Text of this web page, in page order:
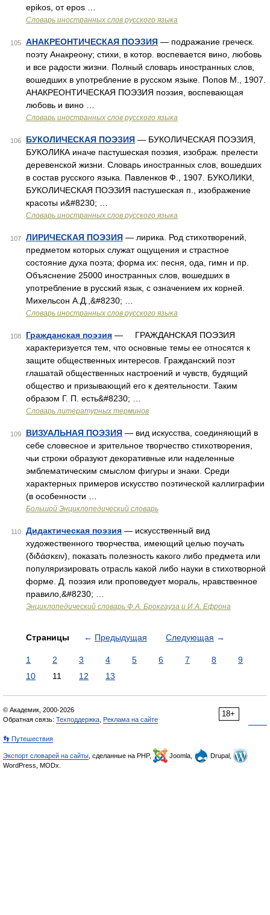
epikos, от epos …
Словарь иностранных слов русского языка
105 АНАКРЕОНТИЧЕСКАЯ ПОЭЗИЯ — подражание греческ.
поэту Анакреону; стихи, в котор. воспевается вино, любовь
и все радости жизни. Полный словарь иностранных слов,
вошедших в употребление в русском языке. Попов М., 1907.
АНАКРЕОНТИЧЕСКАЯ ПОЭЗИЯ поэзия, воспевающая
любовь и вино …
Словарь иностранных слов русского языка
106 БУКОЛИЧЕСКАЯ ПОЭЗИЯ — БУКОЛИЧЕСКАЯ ПОЭЗИЯ,
БУКОЛИКА иначе пастушеская поэзия, изображ. прелести
деревенской жизни. Словарь иностранных слов, вошедших
в состав русского языка. Павленков Ф., 1907. БУКОЛИКИ,
БУКОЛИЧЕСКАЯ ПОЭЗИЯ пастушеская п., изображение
красоты и&#8230; …
Словарь иностранных слов русского языка
107 ЛИРИЧЕСКАЯ ПОЭЗИЯ — лирика. Род стихотворений,
предметом которых служат ощущения и страстное
состояние духа поэта; форма их: песня, ода, гимн и пр.
Объяснение 25000 иностранных слов, вошедших в
употребление в русский язык, с означением их корней.
Михельсон А.Д.,&#8230; …
Словарь иностранных слов русского языка
108 Гражданская поэзия — ГРАЖДАНСКАЯ ПОЭЗИЯ
характеризуется тем, что основные темы ее относятся к
защите общественных интересов. Гражданский поэт
глашатай общественных настроений и чувств, будящий
общество и призывающий его к деятельности. Таким
образом Г. П. есть&#8230; …
Словарь литературных терминов
109 ВИЗУАЛЬНАЯ ПОЭЗИЯ — вид искусства, соединяющий в
себе словесное и зрительное творчество стихотворения,
чьи строки образуют декоративные или наделенные
эмблематическим смыслом фигуры и знаки. Среди
характерных примеров искусство поэтической каллиграфии
(в особенности …
Большой Энциклопедический словарь
110 Дидактическая поэзия — искусственный вид
художественного творчества, имеющий целью поучать
(διδάσκειν), показать полезность какого либо предмета или
популяризировать отрасль какой либо науки в стихотворной
форме. Д. поэзия или проповедует мораль, нравственное
правило,&#8230; …
Энциклопедический словарь Ф.А. Брокгауза и И.А. Ефрона
Страницы ← Предыдущая Следующая →
1 2 3 4 5 6 7 8
9
10
11 12 13
18+
© Академик, 2000-2026
Обратная связь: Техподдержка Реклама на сайте
👣 Путешествия
Экспорт словарей на сайты , сделанные на PHP, Joomla,
Drupal,
WordPress, MODx.